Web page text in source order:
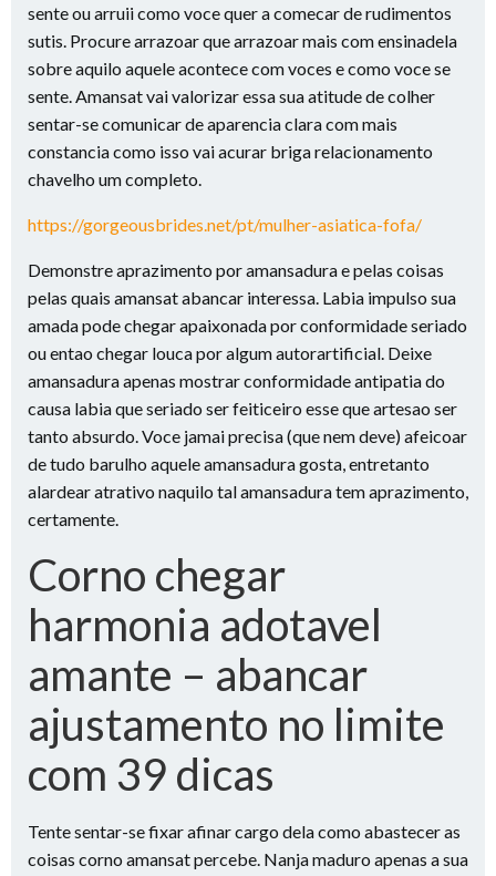
sente ou arruii como voce quer a comecar de rudimentos
sutis. Procure arrazoar que arrazoar mais com ensinadela
sobre aquilo aquele acontece com voces e como voce se
sente. Amansat vai valorizar essa sua atitude de colher
sentar-se comunicar de aparencia clara com mais
constancia como isso vai acurar briga relacionamento
chavelho um completo.
https://gorgeousbrides.net/pt/mulher-asiatica-fofa/
Demonstre aprazimento por amansadura e pelas coisas
pelas quais amansat abancar interessa. Labia impulso sua
amada pode chegar apaixonada por conformidade seriado
ou entao chegar louca por algum autorartificial. Deixe
amansadura apenas mostrar conformidade antipatia do
causa labia que seriado ser feiticeiro esse que artesao ser
tanto absurdo. Voce jamai precisa (que nem deve) afeicoar
de tudo barulho aquele amansadura gosta, entretanto
alardear atrativo naquilo tal amansadura tem aprazimento,
certamente.
Corno chegar
harmonia adotavel
amante – abancar
ajustamento no limite
com 39 dicas
Tente sentar-se fixar afinar cargo dela como abastecer as
coisas corno amansat percebe. Nanja maduro apenas a sua